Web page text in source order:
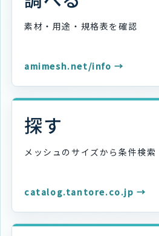
素材・用途・規格表を確認
amimesh.net/info →
探す
メッシュのサイズから 条件検索
catalog.tantore.co.jp →